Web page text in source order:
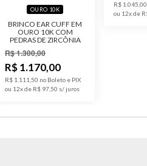
OURO 10K
BRINCO EAR CUFF EM
OURO 10K COM
PEDRAS DE ZIRCÔNIA
R$ 1.300,00
R$ 1.170,00
R$ 1.111,50 no Boleto e PIX
ou 12x de R$ 97,50
R$
ou 12x de